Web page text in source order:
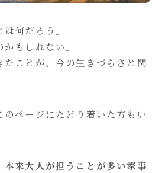
何だろう」
もしれない」
たことが、今の生きづらさと関
ページにたどり着いた方もい
本来大人が担うことが多い家事